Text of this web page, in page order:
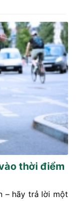
thời điểm
– hãy trả lời một